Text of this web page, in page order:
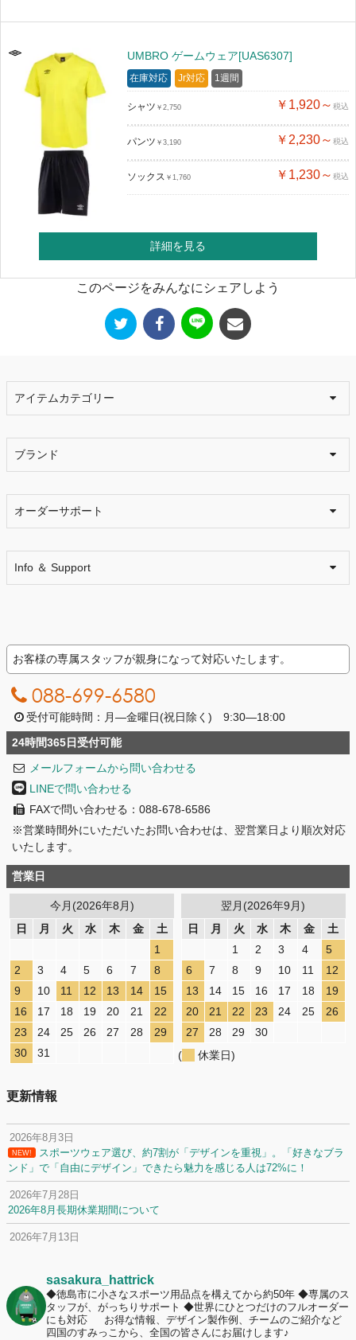
UMBRO ゲームウェア[UAS6307]
在庫対応 Jr対応 1週間
シャツ ￥2,750 ￥1,920～ 税込
パンツ ￥3,190 ￥2,230～ 税込
ソックス ￥1,760 ￥1,230～ 税込
詳細を見る
このページをみんなにシェアしよう
アイテムカテゴリー
ブランド
オーダーサポート
Info ＆ Support
お客様の専属スタッフが親身になって対応いたします。
088-699-6580
受付可能時間：月―金曜日(祝日除く) 9:30―18:00
24時間365日受付可能
メールフォームから問い合わせる
LINEで問い合わせる
FAXで問い合わせる：088-678-6586
※営業時間外にいただいたお問い合わせは、翌営業日より順次対応
いたします。
営業日
今月(2026年8月)
日
月 火 水 木 金
土
1
2
3 4 5 6 7
8
9
10 11 12 13 14
15
16
17 18 19 20 21
22
23
24 25 26 27 28
29
30
31
翌月(2026年9月)
日
月 火 水 木 金
土
1
2 3 4
5
6
7 8 9 10 11
12
13
14 15 16 17 18
19
20
21 22 23 24 25
26
27
28 29
30
(
休業日)
更新情報
2026年8月3日
NEW!
スポーツウェア選び、約7割が「デザインを重視」。「好きなブラ
ンド」で「自由にデザイン」できたら魅力を感じる人は72%に！
2026年7月28日
2026年8月長期休業期間について
2026年7月13日
2026年7月2日
名前入りユニフォームで子どもの自信が「プラスになった」と感じた保
護者は約67%！「やや高いと感じたが納得して購入した」と価値を実感
する声も32.7%に！
sasakura_hattrick
◆徳島市に小さなスポーツ用品点を構えてから約50年 ◆専属のス
タッフが、がっちりサポート ◆世界にひとつだけのフルオーダー
にも対応
お得な情報、デザイン製作例、チームのご紹介など
四国のすみっこから、全国の皆さんにお届けします♪